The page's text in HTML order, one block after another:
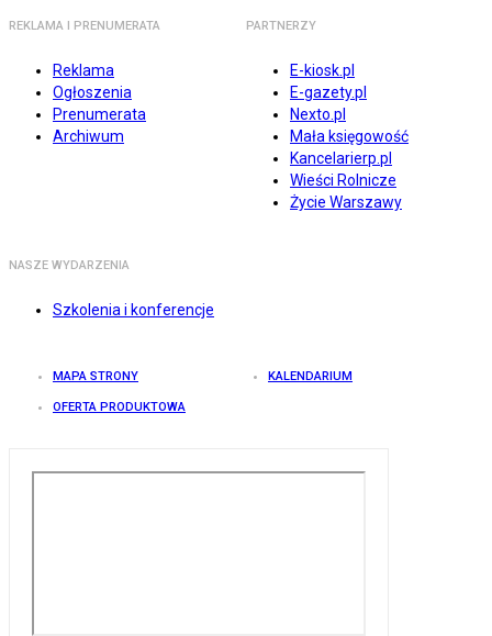
REKLAMA I PRENUMERATA
Reklama
Ogłoszenia
Prenumerata
Archiwum
PARTNERZY
E-kiosk.pl
E-gazety.pl
Nexto.pl
Mała księgowość
Kancelarierp.pl
Wieści Rolnicze
Życie Warszawy
NASZE WYDARZENIA
Szkolenia i konferencje
MAPA STRONY KALENDARIUM
OFERTA PRODUKTOWA